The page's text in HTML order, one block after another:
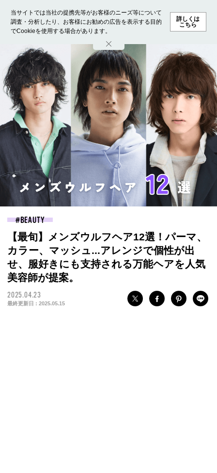
当サイトでは当社の提携先等がお客様のニーズ等について
調査・分析したり、お客様にお勧めの広告を表示する目的
でCookieを使用する場合があります。
詳しくは
こちら
ホーム モデル募集 ランキング ファッション ビューテ
BEAUTY
【最旬】メンズウルフヘア12選！パーマ、
カラー、マッシュ...アレンジで個性が出
せ、服好きにも支持される万能ヘアを人気
美容師が提案。
2025.04.23
最終更新日 : 2025.05.15